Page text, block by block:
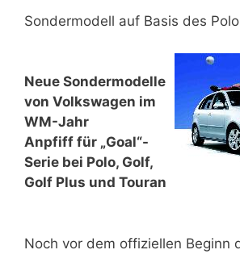
Sondermodell auf Basis des
Neue Sondermodelle
von Volkswagen im
WM-Jahr
Anpfiff für „Goal“-
Serie bei Polo, Golf,
Golf Plus und Touran
Noch vor dem offiziellen Beginn